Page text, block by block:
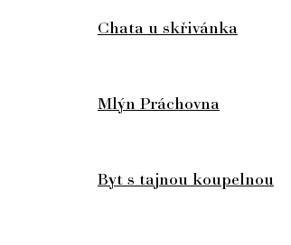
Chata u skřivánka
Mlýn Práchovna
Byt s tajnou koupelnou